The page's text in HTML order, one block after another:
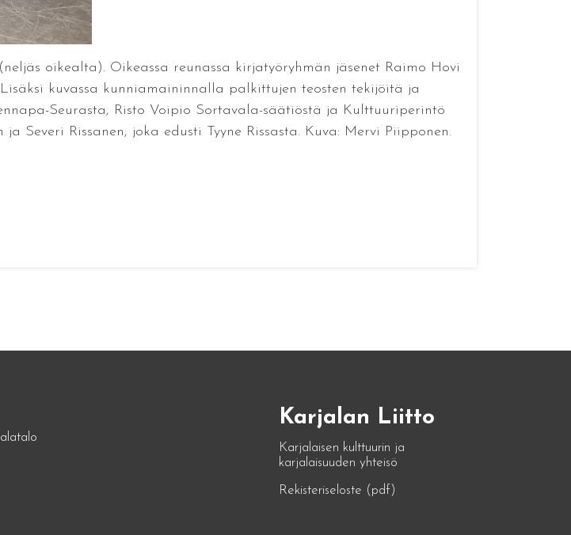
oikealta). Oikeassa reunassa kirjatyöryhmän jäsenet Raimo Hovi
kuvassa kunniamaininnalla palkittujen teosten tekijöitä ja
Seurasta, Risto Voipio Sortavala-säätiöstä ja Kulttuuriperintö
Rissanen, joka edusti Tyyne Rissasta. Kuva: Mervi Piipponen.
Karjalan Liitto
Karjalaisen kulttuurin ja
karjalaisuuden yhteisö
Rekisteriseloste (pdf)